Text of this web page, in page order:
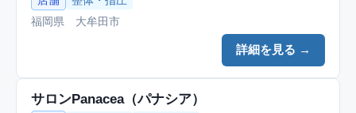
福岡県 大牟田市
詳細を見る →
サロンPanacea（パナシア）